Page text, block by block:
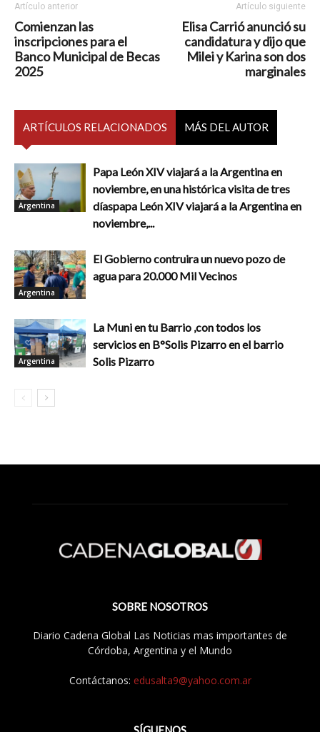
Artículo anterior
Comienzan las
inscripciones para el
Banco Municipal de Becas
2025
Artículo siguiente
Elisa Carrió anunció su
candidatura y dijo que
Milei y Karina son dos
marginales
ARTÍCULOS RELACIONADOS MÁS DEL AUTOR
Argentina
Papa León XIV viajará a la Argentina en
noviembre, en una histórica visita de tres
díaspapa León XIV viajará a la Argentina en
noviembre,...
Argentina
El Gobierno contruira un nuevo pozo de
agua para 20.000 Mil Vecinos
Argentina
La Muni en tu Barrio ,con todos los
servicios en B°Solis Pizarro en el barrio
Solis Pizarro
SOBRE NOSOTROS
Diario Cadena Global Las Noticias mas importantes de
Córdoba, Argentina y el Mundo
Contáctanos: edusalta9@yahoo.com.ar